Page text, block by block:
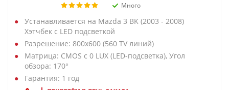
Много
Устанавливается на Mazda 3 BK (2003 - 2008)
Хэтчбек с LED подсветкой
Разрешение: 800х600 (560 TV линий)
Матрица: CMOS с 0 LUX (LED-подсветка), Угол
обзора: 170°
Гарантия: 1 год